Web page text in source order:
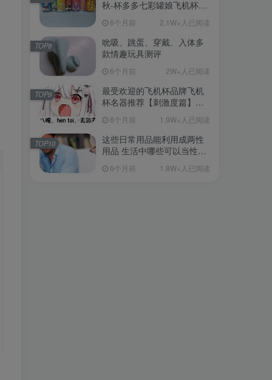
秋-杯多多七彩罐娘飞机杯测
6个月前 2.1W+人已阅读
吮吸、跳蛋、穿戴、入体多
款情趣玩具测评
6个月前 2W+人已阅读
TOP8
最受欢迎的飞机杯品牌飞机
杯名器推荐【刺激度篇】：
清单（11月更）
8个月前 1.9W+人已阅读
TOP9
这些日常用品能利用成两性
用品 生活中哪些可以当性用
6个月前 1.8W+人已阅读
TOP10